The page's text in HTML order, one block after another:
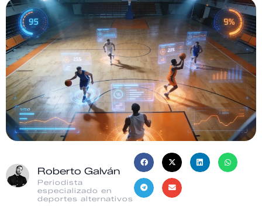
Roberto Galván
Periodista
especializado en
deportes alternativos